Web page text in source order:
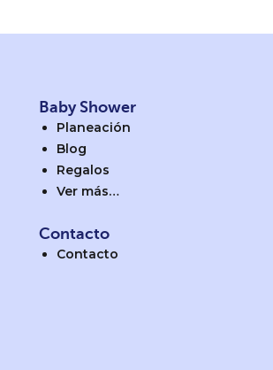
Baby Shower
Planeación
Blog
Regalos
Ver más…
Contacto
Contacto